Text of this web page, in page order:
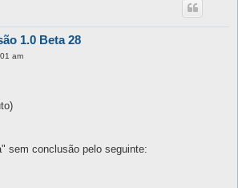
1.0 Beta 28
am
sem conclusão pelo seguinte: